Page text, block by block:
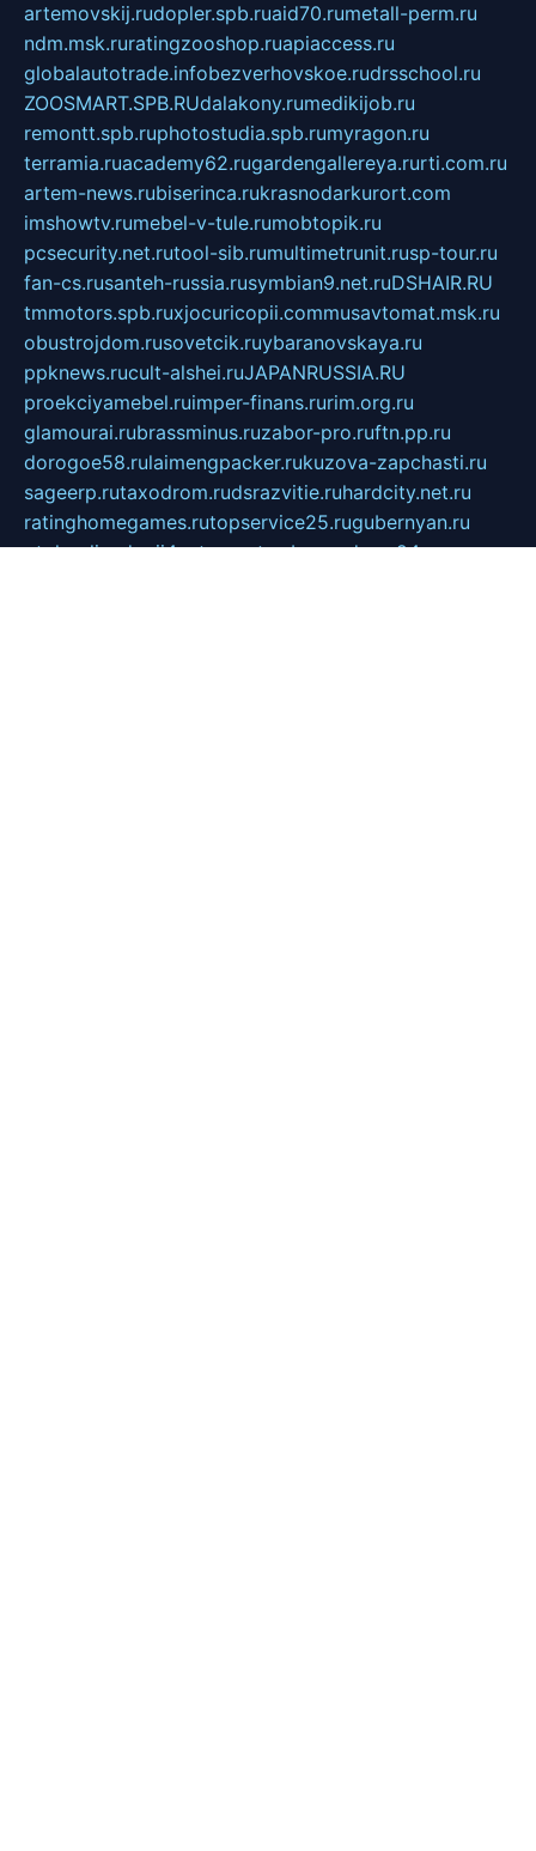
artemovskij.rudopler.spb.ruaid70.rumetall-perm.ru
ndm.msk.ruratingzooshop.ruapiaccess.ru
globalautotrade.infobezverhovskoe.rudrsschool.ru
ZOOSMART.SPB.RUdalakony.rumedikijob.ru
remontt.spb.ruphotostudia.spb.rumyragon.ru
terramia.ruacademy62.rugardengallereya.rurti.com.ru
artem-news.rubiserinca.rukrasnodarkurort.com
imshowtv.rumebel-v-tule.rumobtopik.ru
pcsecurity.net.rutool-sib.rumultimetrunit.rusp-tour.ru
fan-cs.rusanteh-russia.rusymbian9.net.ruDSHAIR.RU
tmmotors.spb.ruxjocuricopii.commusavtomat.msk.ru
obustrojdom.rusovetcik.ruybaranovskaya.ru
ppknews.rucult-alshei.ruJAPANRUSSIA.RU
proekciyamebel.ruimper-finans.rurim.org.ru
glamourai.rubrassminus.ruzabor-pro.ruftn.pp.ru
dorogoe58.rulaimengpacker.rukuzova-zapchasti.ru
sageerp.rutaxodrom.rudsrazvitie.ruhardcity.net.ru
ratinghomegames.rutopservice25.rugubernyan.ru
gtglasslined.ruii4.rutssport.spb.ruandorra24.com